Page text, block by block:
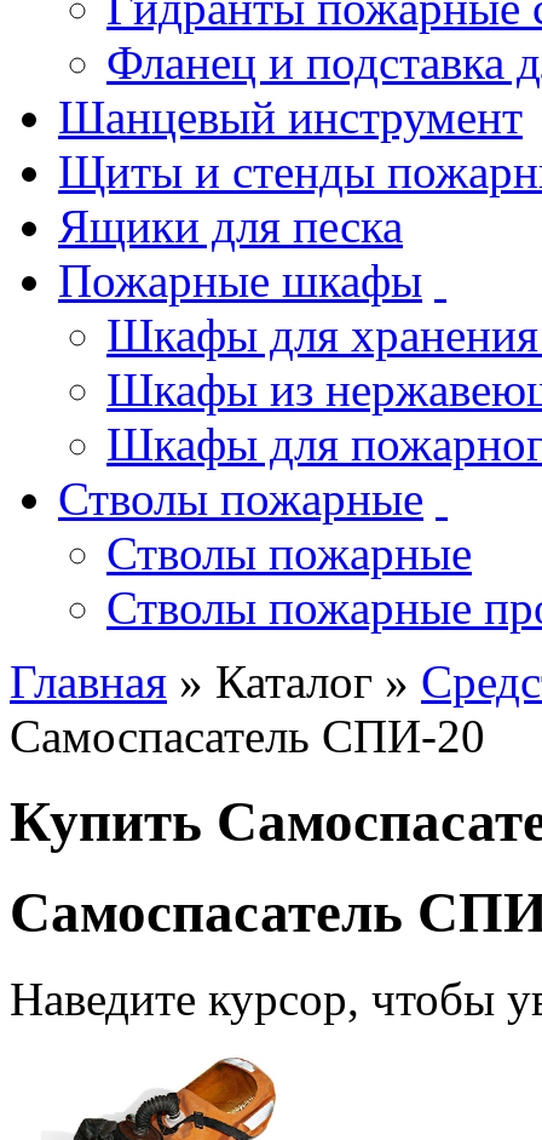
Фланец и подставка
Шанцевый инструмент
Щиты и стенды
Ящики для песка
Пожарные шкафы
Шкафы для хранения
Шкафы из
Шкафы для
Стволы пожарные
Стволы пожарные
Стволы пожарные
Главная » Каталог »
Самоспасатель СПИ-20
Купить
Самоспасатель
Наведите курсор, чтобы